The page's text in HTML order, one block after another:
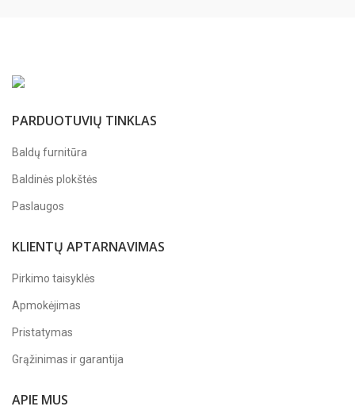
PARDUOTUVIŲ TINKLAS
Baldų furnitūra
Baldinės plokštės
Paslaugos
KLIENTŲ APTARNAVIMAS
Pirkimo taisyklės
Apmokėjimas
Pristatymas
Grąžinimas ir garantija
APIE MUS